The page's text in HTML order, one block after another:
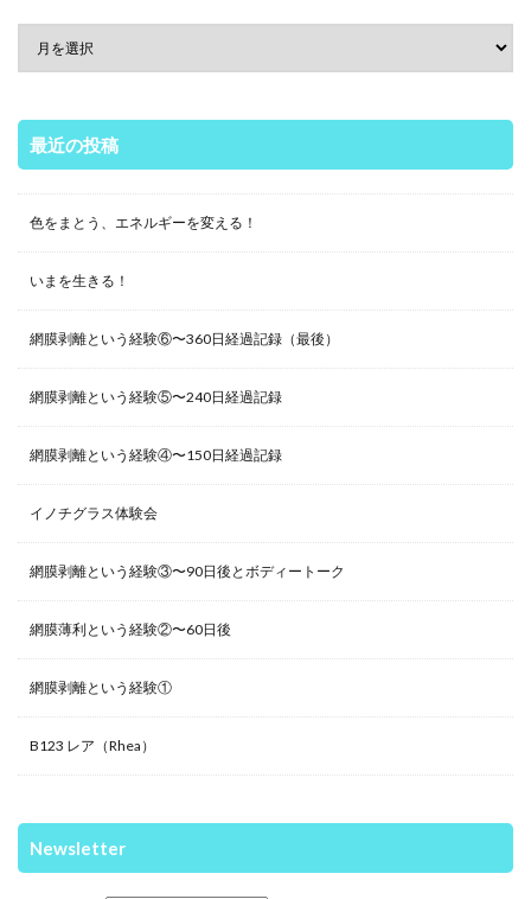
最近の投稿
色をまとう、エネルギーを変える！
いまを生きる！
網膜剥離という経験⑥〜360日経過記録（最後）
網膜剥離という経験⑤〜240日経過記録
網膜剥離という経験④〜150日経過記録
イノチグラス体験会
網膜剥離という経験③〜90日後とボディートーク
網膜薄利という経験②〜60日後
網膜剥離という経験①
B123 レア（Rhea）
Newsletter